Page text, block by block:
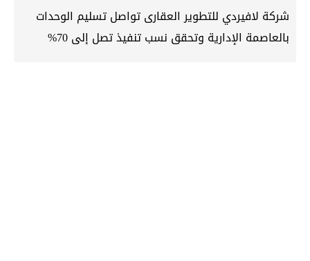
شركة لافيردي للتطوير العقارى تواصل تسليم الوحدات
بالعاصمة الإدارية وتحقق نسب تنفيذ تصل إلى 70%